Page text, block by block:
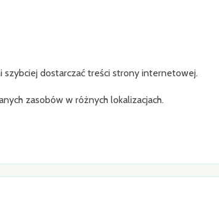
szybciej dostarczać treści strony internetowej.
zasobów w różnych lokalizacjach.